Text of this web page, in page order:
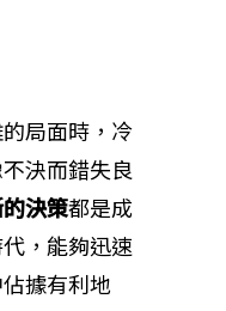
局面時，冷
決而錯失良
決策都是成
，能夠迅速
據有利地